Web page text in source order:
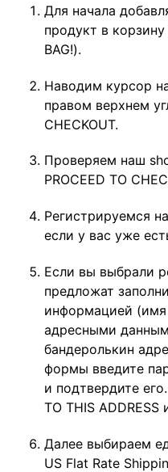
Для начала
продукт в корзину
BAG!).
Наводим курсор
правом верхнем
CHECKOUT.
Проверяем наш
PROCEED TO
Регистрируемся
если у вас уже
Если вы выбрали
предложат
информацией
адресными
бандеролькин
формы введите
и подтвердите
TO THIS
Далее выбираем
US Flat Rate